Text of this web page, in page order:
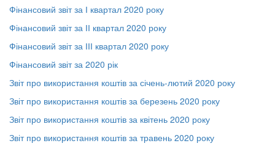
Фінансовий звіт за І квартал 2020 року
Фінансовий звіт за ІІ квартал 2020 року
Фінансовий звіт за ІІІ квартал 2020 року
Фінансовий звіт за 2020 рік
Звіт про використання коштів за січень-лютий 2020 року
Звіт про використання коштів за березень 2020 року
Звіт про використання коштів за квітень 2020 року
Звіт про використання коштів за травень 2020 року